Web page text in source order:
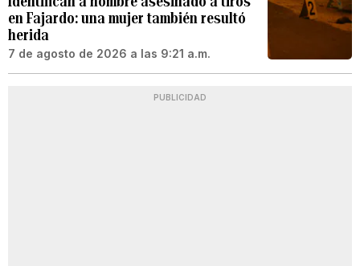
en Fajardo: una mujer también resultó
herida
7 de agosto de 2026 a las 9:21 a.m.
PUBLICIDAD